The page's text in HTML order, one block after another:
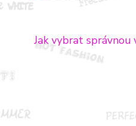
Jak vybrat správnou